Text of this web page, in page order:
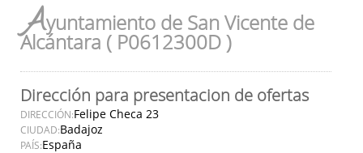
Ayuntamiento de San Vicente de
Alcántara ( P0612300D )
Dirección para presentacion de ofertas
DIRECCIÓN:Felipe Checa 23
CIUDAD:Badajoz
PAÍS:España